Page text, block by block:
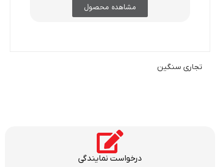
مشاهده محصول
تجاری سنگین
درخواست نمایندگی